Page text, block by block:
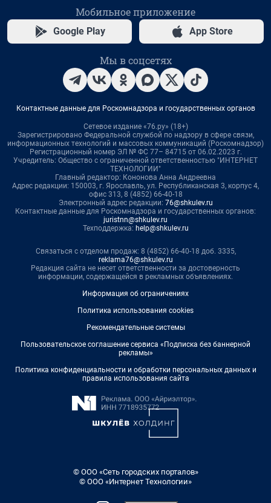
Мобильное приложение
Google Play App Store
Мы в соцсетях
Контактные данные для Роскомнадзора и государственных органов
Сетевое издание «76.ру» (18+)
Зарегистрировано Федеральной службой по надзору в сфере связи,
информационных технологий и массовых коммуникаций (Роскомнадзор)
Регистрационный номер ЭЛ № ФС 77– 84715 от 06.02.2023 г.
Учредитель: Общество с ограниченной ответственностью "ИНТЕРНЕТ
ТЕХНОЛОГИИ"
Главный редактор: Кононова Анна Андреевна
Адрес редакции: 150003, г. Ярославль, ул. Республиканская 3, корпус 4,
офис 313, 8 (4852) 66-40-18
Электронный адрес редакции: 76@shkulev.ru
Контактные данные для Роскомнадзора и государственных органов:
juristnn@shkulev.ru
Техподдержка: help@shkulev.ru
Связаться с отделом продаж: 8 (4852) 66-40-18 доб. 3335,
reklama76@shkulev.ru
Редакция сайта не несет ответственности за достоверность
информации, содержащейся в рекламных объявлениях.
Информация об ограничениях
Политика использования cookies
Рекомендательные системы
Пользовательское соглашение сервиса «Подписка без баннерной
рекламы»
Политика конфиденциальности и обработки персональных данных и
правила использования сайта
© ООО «Сеть городских порталов»
© ООО «Интернет Технологии»